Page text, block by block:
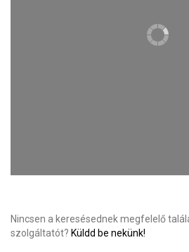
Nincsen a keresésednek megfelelő
szolgáltatót? Küldd be nekünk!